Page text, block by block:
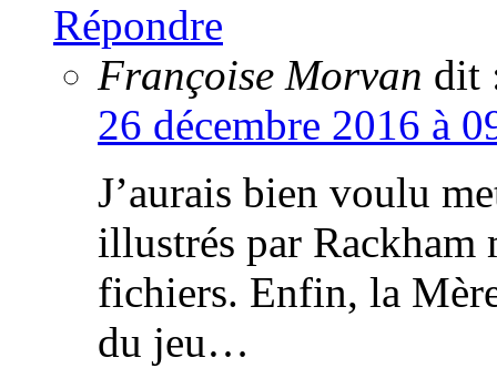
Répondre
Françoise Morvan dit
26 décembre 2016 à
J’aurais bien voulu
illustrés par Rackham
fichiers. Enfin, la
du jeu…